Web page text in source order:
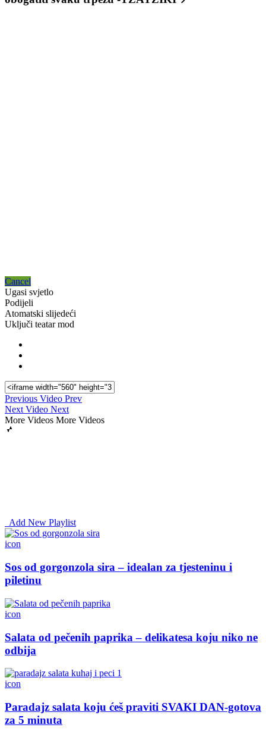
Cancel
Ugasi svjetlo
Podijeli
Atomatski slijedeći
Uključi teatar mod
Previous Video Prev
Next Video Next
More Videos More Videos
Add New Playlist
icon
Sos od gorgonzola sira – idealan za tjesteninu i
piletinu
icon
Salata od pečenih paprika – delikatesa koju niko ne
odbija
icon
Paradajz salata koju ćeš praviti SVAKI DAN-gotova
za 5 minuta